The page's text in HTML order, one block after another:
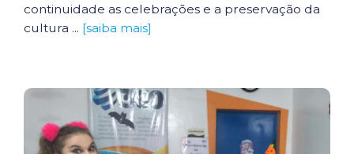
continuidade as celebrações e a preservação da
cultura ... [saiba mais]